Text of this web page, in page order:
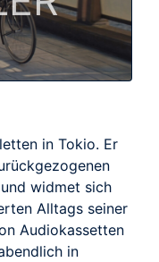
in Tokio. Er
widmet sich
Alltags seiner
Audiokassetten
in